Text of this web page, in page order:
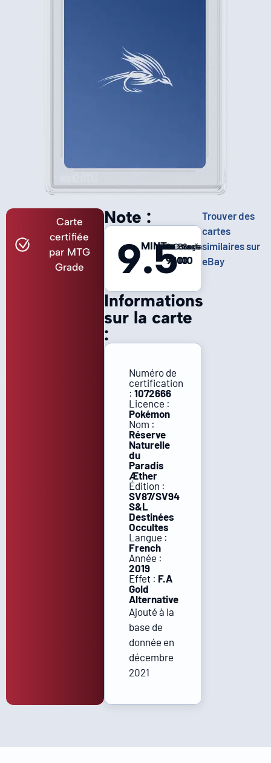
Carte
certifiée
par MTG
Grade
Informations
sur la carte
:
Numéro de
certification
: 1072666
Licence :
Pokémon
Nom :
Réserve
Naturelle
du
Paradis
Æther
Édition :
SV87/SV94
S&L
Destinées
Occultes
Langue :
French
Année :
2019
Effet : F.A
Gold
Alternative
Ajouté à la
base de
donnée en
décembre
2021
Note :
9.5
MINTCentrage
9
Coins
10
Bords
10
Surface
10
Trouver des
cartes
similaires sur
eBay